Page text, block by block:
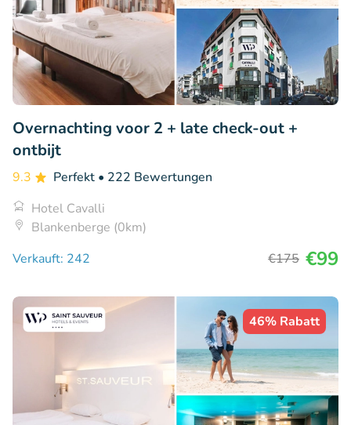
Overnachting voor 2 + late check-out +
ontbijt
9.3 Perfekt • 222 Bewertungen
Hotel Cavalli
Blankenberge (0km)
Verkauft: 242
€175 €99
46% Rabatt